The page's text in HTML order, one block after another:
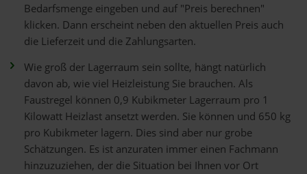
Bedarfsmenge eingeben und auf "Preis berechnen"
klicken. Dann erscheint neben den aktuellen Preis auch
die Lieferzeit und die Zahlungsarten.
Wie groß der Lagerraum sein sollte, hängt natürlich
davon ab, wie viel Heizleistung Sie brauchen. Als
Faustregel können 0,9 Kubikmeter Lagerraum pro 1
Kilowatt Heizlast ansetzt werden. Sie können und 650 kg
pro Kubikmeter lagern. Dies sind aber nur grobe
Schätzungen. Es ist anzuraten immer einen Fachmann
hinzuzuziehen, der die Situation bei Ihnen vor Ort